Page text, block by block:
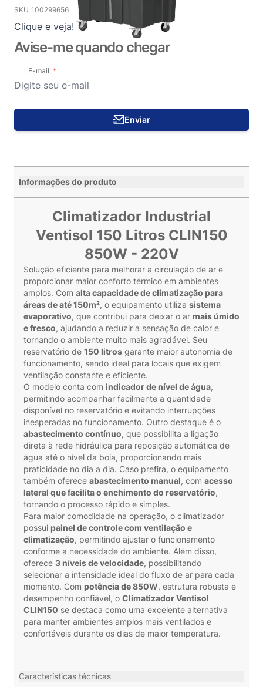
SKU 100299656
Clique e veja!
Avise-me quando chegar
E-mail:
Enviar
Informações do produto
Climatizador Industrial
Ventisol 150 Litros CLIN150
850W - 220V
Solução eficiente para melhorar a circulação de ar e
proporcionar maior conforto térmico em ambientes
amplos. Com alta capacidade de climatização para
áreas de até 150m², o equipamento utiliza sistema
evaporativo, que contribui para deixar o ar mais úmido
e fresco, ajudando a reduzir a sensação de calor e
tornando o ambiente muito mais agradável. Seu
reservatório de 150 litros garante maior autonomia de
funcionamento, sendo ideal para locais que exigem
ventilação constante e eficiente.
O modelo conta com indicador de nível de água,
permitindo acompanhar facilmente a quantidade
disponível no reservatório e evitando interrupções
inesperadas no funcionamento. Outro destaque é o
abastecimento contínuo, que possibilita a ligação
direta à rede hidráulica para reposição automática de
água até o nível da boia, proporcionando mais
praticidade no dia a dia. Caso prefira, o equipamento
também oferece abastecimento manual, com acesso
lateral que facilita o enchimento do reservatório,
tornando o processo rápido e simples.
Para maior comodidade na operação, o climatizador
possui painel de controle com ventilação e
climatização, permitindo ajustar o funcionamento
conforme a necessidade do ambiente. Além disso,
oferece 3 níveis de velocidade, possibilitando
selecionar a intensidade ideal do fluxo de ar para cada
momento. Com potência de 850W, estrutura robusta e
desempenho confiável, o Climatizador Ventisol
CLIN150 se destaca como uma excelente alternativa
para manter ambientes amplos mais ventilados e
confortáveis durante os dias de maior temperatura.
Características técnicas